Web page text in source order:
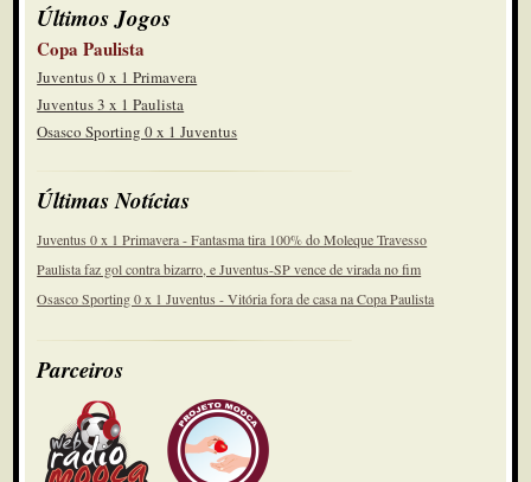
Últimos Jogos
Copa Paulista
Juventus 0 x 1 Primavera
Juventus 3 x 1 Paulista
Osasco Sporting 0 x 1 Juventus
Últimas Notícias
Juventus 0 x 1 Primavera - Fantasma tira 100% do Moleque Travesso
Paulista faz gol contra bizarro, e Juventus-SP vence de virada no fim
Osasco Sporting 0 x 1 Juventus - Vitória fora de casa na Copa Paulista
Parceiros